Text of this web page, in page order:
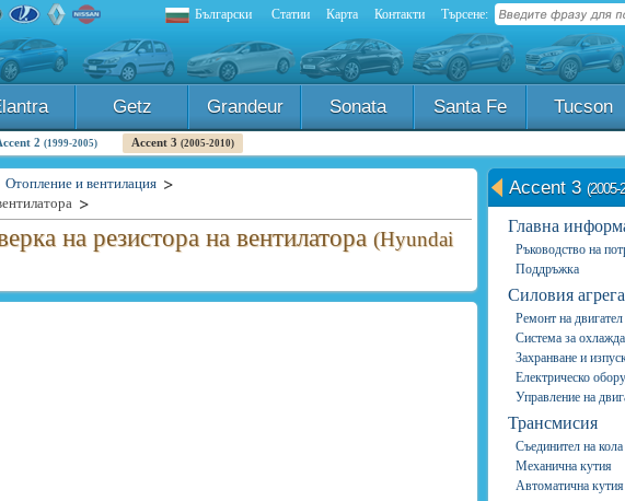
Български Статии Карта Контакти Търсене:
Getz Grandeur Sonata Santa Fe Tucson
2 (1999-2005) Accent 3 (2005-2010)
Отопление и вентилация
на резистора на вентилатора (Hyundai
Accent 3 (2005-
Главна
Ръководство на
Поддръжка
Силовия
Ремонт на двигател
Система за
Захранване и
Електрическо
Управление на
Трансмисия
Съединител на кола
Механична кутия
Автоматична кутия